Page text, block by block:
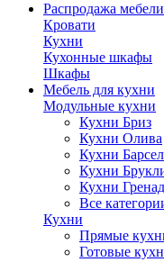
Распродажа мебели
Кровати
Кухни
Кухонные шкафы
Шкафы
Мебель для кухни
Модульные кухни
Кухни Бриз
Кухни Олива
Кухни
Кухни
Кухни
Все
Кухни
Прямые
Готовые